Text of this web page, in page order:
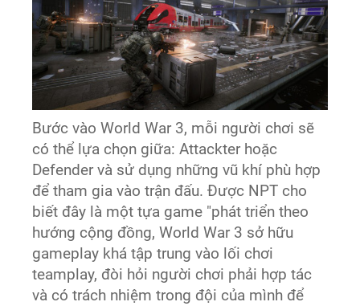
Bước vào World War 3, mỗi người chơi sẽ
có thể lựa chọn giữa: Attackter hoặc
Defender và sử dụng những vũ khí phù hợp
để tham gia vào trận đấu. Được NPT cho
biết đây là một tựa game "phát triển theo
hướng cộng đồng, World War 3 sở hữu
gameplay khá tập trung vào lối chơi
teamplay, đòi hỏi người chơi phải hợp tác
và có trách nhiệm trong đội của mình để